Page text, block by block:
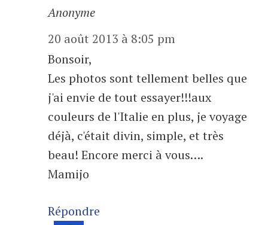
Anonyme
20 août 2013 à 8:05 pm
Bonsoir,
Les photos sont tellement belles que
j'ai envie de tout essayer!!!aux
couleurs de l'Italie en plus, je voyage
déjà, c'était divin, simple, et très
beau! Encore merci à vous….
Mamijo
Répondre